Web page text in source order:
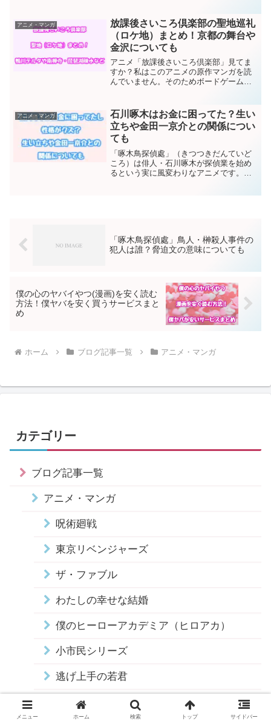
アニメでも取り上げられるはずです。こ
の記事では原作小説を...
アニメ・マンガ
放課後さいころ倶楽部の聖地巡礼
（ロケ地）まとめ！京都の舞台や
金沢についても
アニメ「放課後さいころ倶楽部」見てま
すか？私はこのアニメの原作マンガを読
んでいません。そのためボードゲーム
ませんでした。ところがアニメを見る
と、ゲームを通して変わってい...
アニメ・マンガ
石川啄木はお金に困ってた？生い
立ちや金田一京介との関係につい
ても
「啄木鳥探偵處」（きつつきだんていど
ころ）は俳人・石川啄木が探偵業を始め
るという実に風変わりなアニメです。筆
「啄木鳥探偵處」鳥人・榊殺人事件の
犯人は誰？脅迫文の意味についても
僕の心のヤバイやつ(漫画)を安く読む
方法！僕ヤバを安く買うサービスまと
め
ホーム ブログ記事一覧 アニメ・マンガ
カテゴリー
ブログ記事一覧
アニメ・マンガ
呪術廻戦
東京リベンジャーズ
ザ・ファブル
わたしの幸せな結婚
僕のヒーローアカデミア（ヒロアカ）
小市民シリーズ
逃げ上手の若君
ウィッチウォッチ
メニュー ホーム 検索 トップ サイドバー